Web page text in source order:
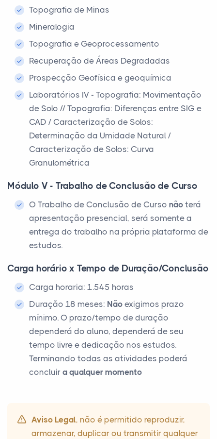
Topografia de Minas
Mineralogia
Topografia e Geoprocessamento
Recuperação de Áreas Degradadas
Prospecção Geofísica e geoquímica
Laboratórios IV - Topografia: Movimentação
de Solo // Topografia: Diferenças entre SIG e
CAD / Caracterização de Solos:
Determinação da Umidade Natural /
Caracterização de Solos: Curva
Granulométrica
Módulo V - Trabalho de Conclusão de Curso
O Trabalho de Conclusão de Curso não terá
apresentação presencial, será somente a
entrega do trabalho na própria plataforma de
estudos.
Carga horário x Tempo de Duração/Conclusão
Carga horaria: 1.545 horas
Duração 18 meses: Não exigimos prazo
mínimo. O prazo/tempo de duração
dependerá do aluno, dependerá de seu
tempo livre e dedicação nos estudos.
Terminando todas as atividades poderá
concluir a qualquer momento
Aviso Legal, não é permitido reproduzir,
armazenar, duplicar ou transmitir qualquer